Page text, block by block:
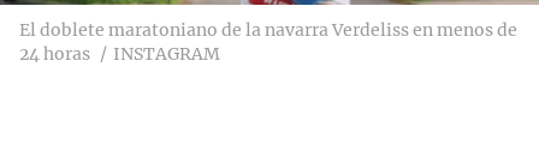
El doblete maratoniano de la navarra Verdeliss en menos de
24 horas
INSTAGRAM